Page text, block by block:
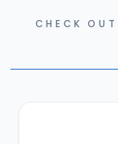
CHECK